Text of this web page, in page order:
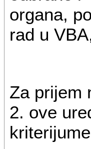
organa,
rad u
Za prijem
2. ove